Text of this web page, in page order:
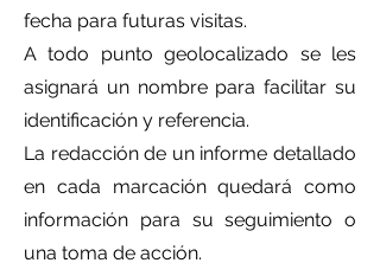
fecha para futuras visitas.
A todo punto geolocalizado se les
asignará un nombre para facilitar su
identificación y referencia.
La redacción de un informe detallado
en cada marcación quedará como
información para su seguimiento o
una toma de acción.